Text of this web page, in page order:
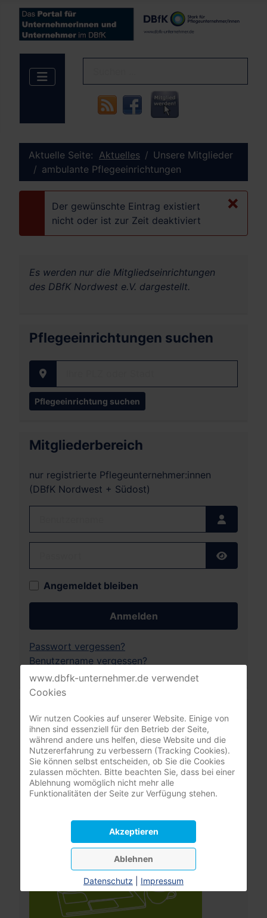
Aktuelle Seite: Aktuelles
Unsere Mitglieder
ambulante Pflegeeinrichtungen
×
danger
Der gewünschte Eintrag existiert
nicht oder ist zur Zeit deaktiviert
Es werden nur die Mitgliedseinrichtungen
des DBfK Nordwest e.V. dargestellt.
Pflegeeinrichtungen suchen
Ihre PLZ oder Stadt
Mitgliederbereich
nur registrierte Pflegeunternehmer:innen
(DBfK Nordwest + Südost)
Angemeldet bleiben
Anmelden
Passwort vergessen?
Benutzername vergessen?
Leistungsrechner
Pflegeversicherung
www.dbfk-unternehmer.de verwendet
Cookies
Wir nutzen Cookies auf unserer Website. Einige von
ihnen sind essenziell für den Betrieb der Seite,
während andere uns helfen, diese Website und die
Nutzererfahrung zu verbessern (Tracking Cookies).
Sie können selbst entscheiden, ob Sie die Cookies
zulassen möchten. Bitte beachten Sie, dass bei einer
Ablehnung womöglich nicht mehr alle
Funktionalitäten der Seite zur Verfügung stehen.
Akzeptieren
Ablehnen
Datenschutz Impressum